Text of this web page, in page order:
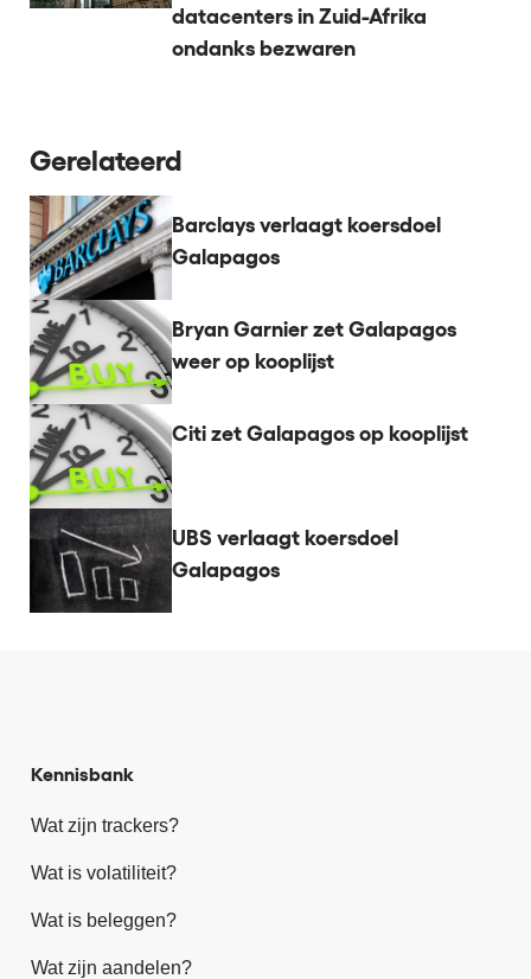
datacenters in Zuid-Afrika
ondanks bezwaren
Gerelateerd
Barclays verlaagt koersdoel
Galapagos
Bryan Garnier zet Galapagos
weer op kooplijst
Citi zet Galapagos op kooplijst
UBS verlaagt koersdoel
Galapagos
Kennisbank
Wat zijn trackers?
Wat is volatiliteit?
Wat is beleggen?
Wat zijn aandelen?